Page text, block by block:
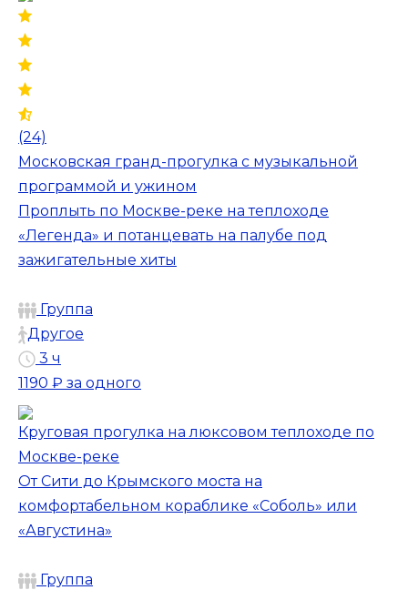
(24)
Московская гранд-прогулка с музыкальной
программой и ужином
Проплыть по Москве-реке на теплоходе
«Легенда» и потанцевать на палубе под
зажигательные хиты
Группа
Другое
3 ч
1190 ₽ за одного
Круговая прогулка на люксовом теплоходе по
Москве-реке
От Сити до Крымского моста на
комфортабельном кораблике «Соболь» или
«Августина»
Группа